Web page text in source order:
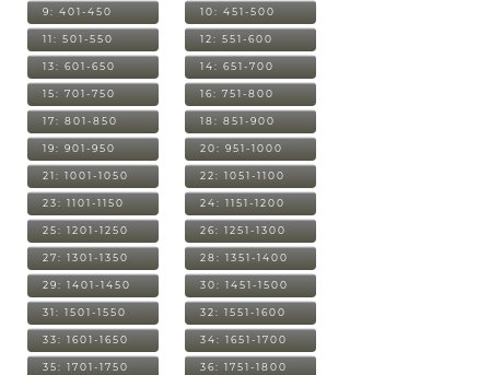
9: 401-450 10: 451-500
11: 501-550 12: 551-600
13: 601-650 14: 651-700
15: 701-750 16: 751-800
17: 801-850 18: 851-900
19: 901-950 20: 951-1000
21: 1001-1050 22: 1051-1100
23: 1101-1150 24: 1151-1200
25: 1201-1250 26: 1251-1300
27: 1301-1350 28: 1351-1400
29: 1401-1450 30: 1451-1500
31: 1501-1550 32: 1551-1600
33: 1601-1650 34: 1651-1700
35: 1701-1750 36: 1751-1800